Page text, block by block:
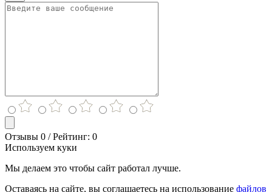
Отзывы 0 / Рейтинг: 0
Используем куки
Мы делаем это чтобы сайт работал лучше.
Оставаясь на сайте, вы соглашаетесь на использование файлов